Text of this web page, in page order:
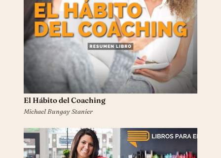
El Hábito del Coaching
Michael Bungay Stanier